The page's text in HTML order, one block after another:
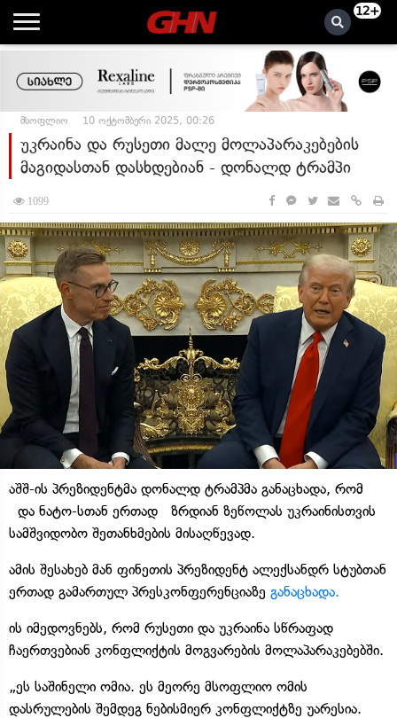
12+
მსოფლიო 10 ოქტომბერი 2025, 00:26
უკრაინა და რუსეთი მალე მოლაპარაკებების
მაგიდასთან დასხდებიან - დონალდ ტრამპი
1099
აშშ-ის პრეზიდენტმა დონალდ ტრამპმა განაცხადა, რომ
და ნატო-სთან ერთად ზრდიან ზეწოლას უკრაინისთვის
სამშვიდობო შეთანხმების მისაღწევად.
ამის შესახებ მან ფინეთის პრეზიდენტ ალექსანდრ სტუბთან
ერთად გამართულ პრესკონფერენციაზე განაცხადა.
ის იმედოვნებს, რომ რუსეთი და უკრაინა სწრაფად
ჩაერთვებიან კონფლიქტის მოგვარების მოლაპარაკებებში.
„ეს საშინელი ომია. ეს მეორე მსოფლიო ომის
დასრულების შემდეგ ნებისმიერ კონფლიქტზე უარესია.